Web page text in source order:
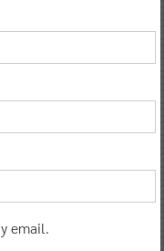
email.